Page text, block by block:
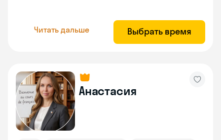
Читать дальше Выбрать время
Анастасия